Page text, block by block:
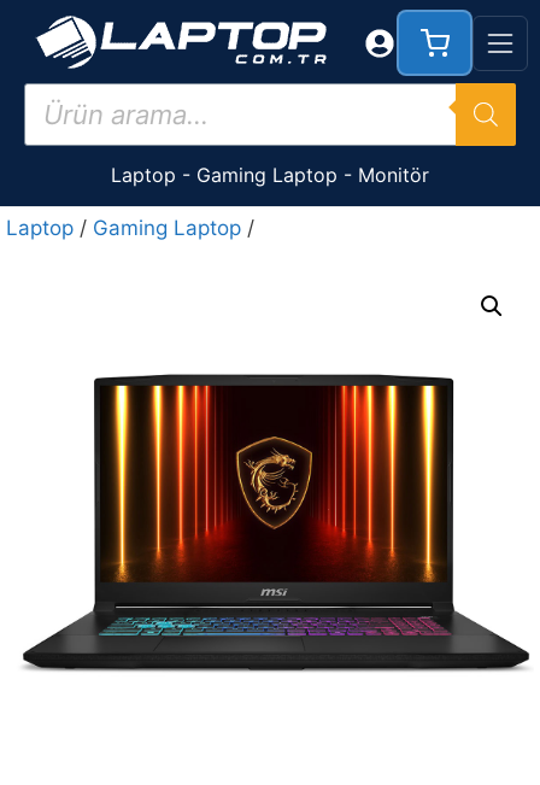
İçeriğe
Products
search
Laptop - Gaming Laptop - Monitör
Laptop / Gaming Laptop /